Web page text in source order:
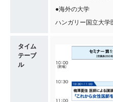
●海外の大学
ハンガリー国立大学
タイム
テーブ
ル